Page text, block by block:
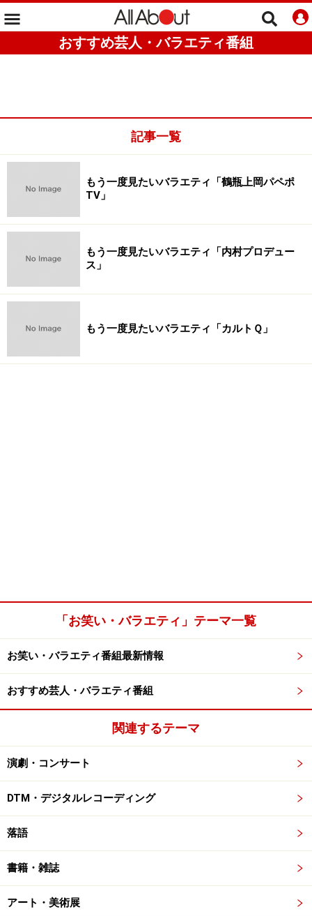
おすすめ芸人・バラエティ番組
記事一覧
もう一度見たいバラエティ「鶴瓶上岡パペポ
TV」
もう一度見たいバラエティ「内村プロデュー
ス」
もう一度見たいバラエティ「カルトＱ」
「お笑い・バラエティ」テーマ一覧
お笑い・バラエティ番組最新情報
おすすめ芸人・バラエティ番組
関連するテーマ
演劇・コンサート
DTM・デジタルレコーディング
落語
書籍・雑誌
アート・美術展